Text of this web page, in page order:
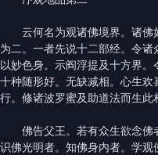
云何名为观诸佛境界。诸佛
为二。一者先说十二部经。令
以妙色身。示阎浮提及十方界
十种随形好。无缺减相。心生
行。修诸波罗蜜及助道法而生此
佛告父王。若有众生欲念佛
识佛光明者。知佛身内者。学